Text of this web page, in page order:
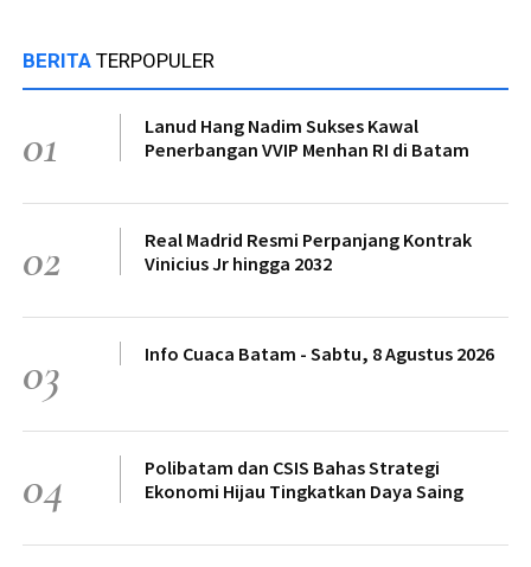
BERITA TERPOPULER
01
Lanud Hang Nadim Sukses Kawal
Penerbangan VVIP Menhan RI di Batam
02
Real Madrid Resmi Perpanjang Kontrak
Vinicius Jr hingga 2032
03 Info Cuaca Batam - Sabtu, 8 Agustus 2026
04
Polibatam dan CSIS Bahas Strategi
Ekonomi Hijau Tingkatkan Daya Saing